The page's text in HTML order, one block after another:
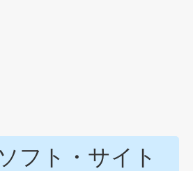
フト・サイト